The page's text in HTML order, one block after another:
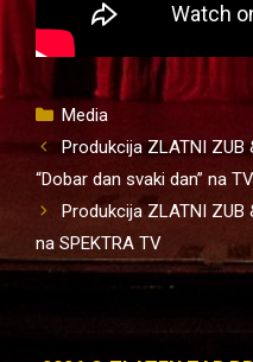
Kategorije
Media
Produkcija ZLATNI
“Dobar dan svaki dan” na
Produkcija ZLATNI
na SPEKTRA TV